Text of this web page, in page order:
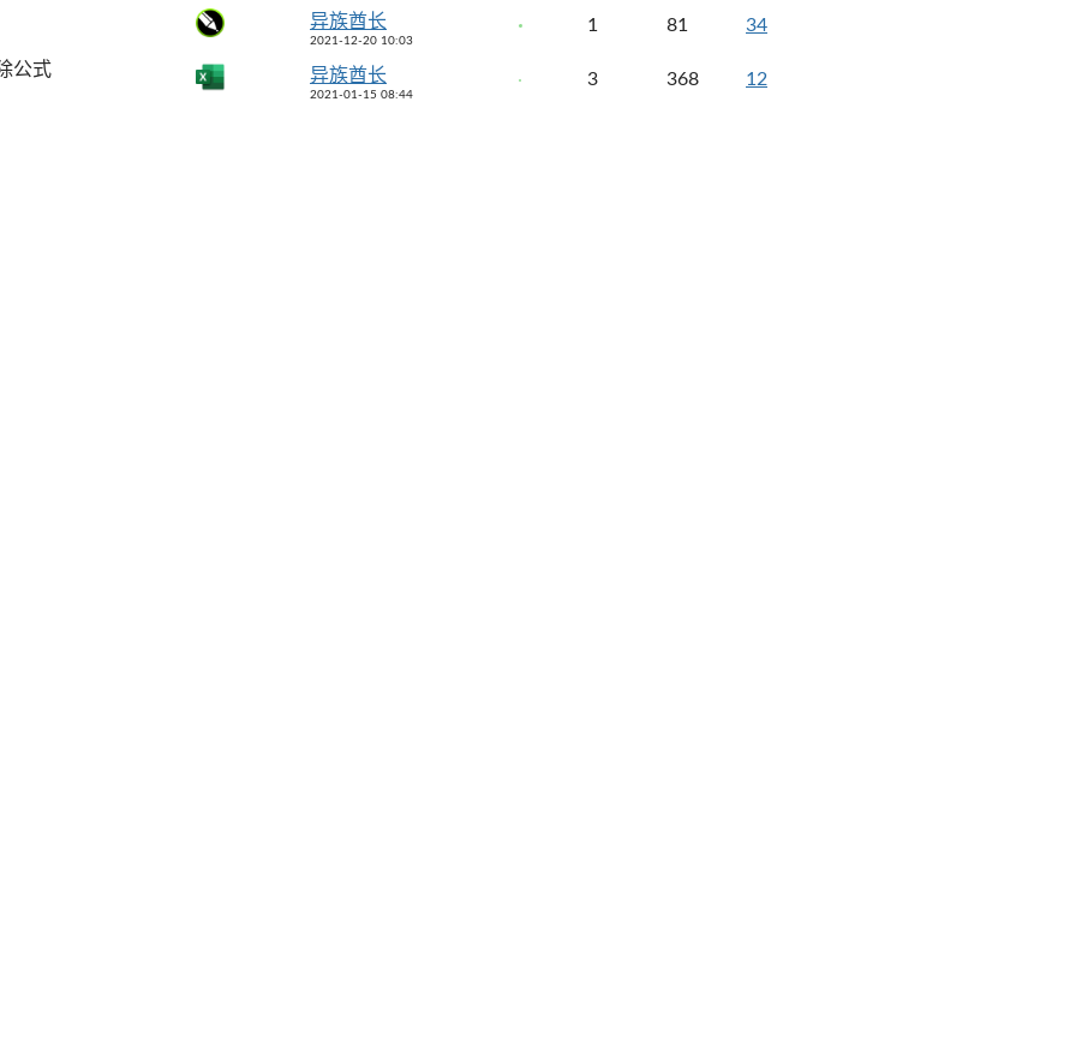
异族酋长
2021-12-20 10:03
1 81 34
公式 异族酋长
2021-01-15 08:44
3 368 12